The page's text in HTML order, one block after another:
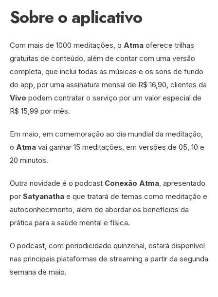
Sobre o aplicativo
Com mais de 1000 meditações, o Atma oferece trilhas
gratuitas de conteúdo, além de contar com uma versão
completa, que inclui todas as músicas e os sons de fundo
do app, por uma assinatura mensal de R$ 16,90, clientes da
Vivo podem contratar o serviço por um valor especial de
R$ 15,99 por mês.
Em maio, em comemoração ao dia mundial da meditação,
o Atma vai ganhar 15 meditações, em versões de 05, 10 e
20 minutos.
Outra novidade é o podcast Conexão Atma , apresentado
por Satyanatha e que tratará de temas como meditação e
autoconhecimento, além de abordar os benefícios da
prática para a saúde mental e física.
O podcast, com periodicidade quinzenal, estará disponível
nas principais plataformas de streaming a partir da segunda
semana de maio.